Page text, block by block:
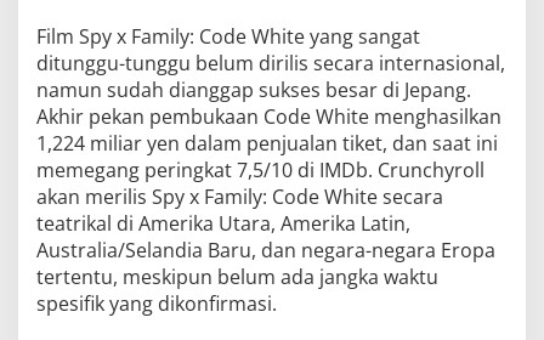
Film Spy x Family: Code White yang sangat
ditunggu-tunggu belum dirilis secara internasional,
namun sudah dianggap sukses besar di Jepang.
Akhir pekan pembukaan Code White menghasilkan
1,224 miliar yen dalam penjualan tiket, dan saat ini
memegang peringkat 7,5/10 di IMDb. Crunchyroll
akan merilis Spy x Family: Code White secara
teatrikal di Amerika Utara, Amerika Latin,
Australia/Selandia Baru, dan negara-negara Eropa
tertentu, meskipun belum ada jangka waktu
spesifik yang dikonfirmasi.